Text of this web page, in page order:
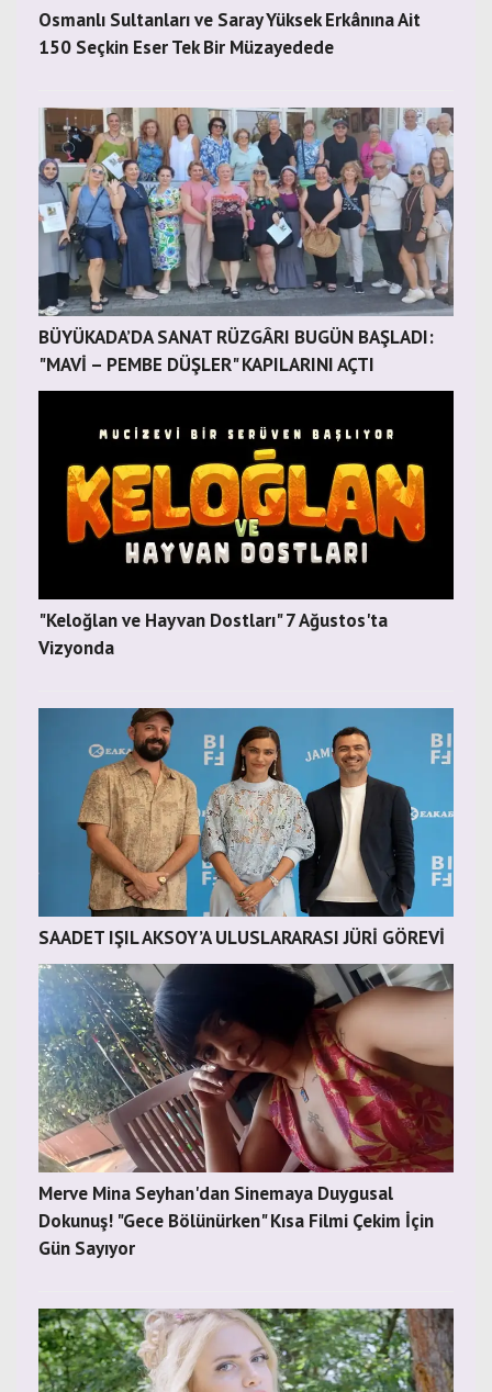
Osmanlı Sultanları ve Saray Yüksek Erkânına Ait
150 Seçkin Eser Tek Bir Müzayedede
BÜYÜKADA’DA SANAT RÜZGÂRI BUGÜN BAŞLADI:
"MAVİ – PEMBE DÜŞLER" KAPILARINI AÇTI
"Keloğlan ve Hayvan Dostları" 7 Ağustos'ta
Vizyonda
SAADET IŞIL AKSOY’A ULUSLARARASI JÜRİ GÖREVİ
Merve Mina Seyhan'dan Sinemaya Duygusal
Dokunuş! "Gece Bölünürken" Kısa Filmi Çekim İçin
Gün Sayıyor